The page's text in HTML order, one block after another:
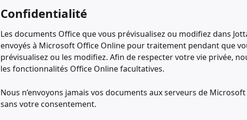
Confidentialité
Les documents Office que vous prévisualisez ou modifiez dans
envoyés à Microsoft Office Online pour traitement pendant que
prévisualisez ou les modifiez. Afin de respecter votre vie privée,
les fonctionnalités Office Online facultatives.
Nous n’envoyons jamais vos documents aux serveurs de
sans votre consentement.